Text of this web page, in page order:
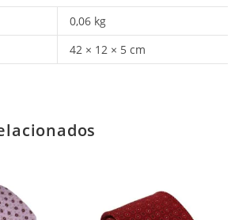
0,06 kg
42 × 12 × 5 cm